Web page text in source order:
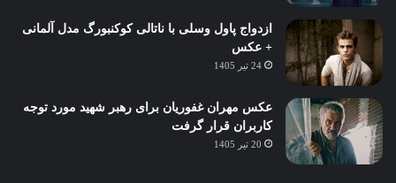
ازدواج پاول وسلی با ناتالی کوکنبورگ مدل آلمانی
+ عکس
24 تیر 1405
عکس مهران غفوریان برای رهبر شهید مورد توجه
کاربران قرار گرفت
20 تیر 1405